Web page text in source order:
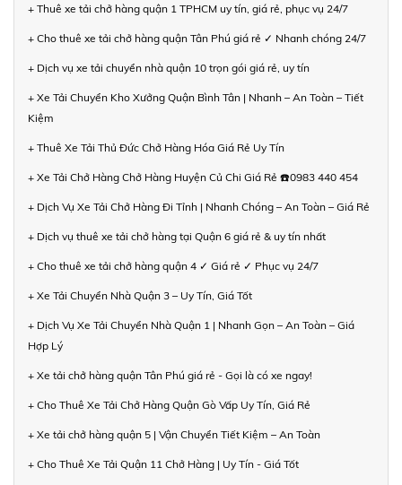
+ Thuê xe tải chở hàng quận 1 TPHCM uy tín, giá rẻ, phục vụ 24/7
+ Cho thuê xe tải chở hàng quận Tân Phú giá rẻ ✓ Nhanh chóng 24/7
+ Dịch vụ xe tải chuyển nhà quận 10 trọn gói giá rẻ, uy tín
+ Xe Tải Chuyển Kho Xưởng Quận Bình Tân | Nhanh – An Toàn – Tiết
Kiệm
+ Thuê Xe Tải Thủ Đức Chở Hàng Hóa Giá Rẻ Uy Tín
+ Xe Tải Chở Hàng Chở Hàng Huyện Củ Chi Giá Rẻ ☎️0983 440 454
+ Dịch Vụ Xe Tải Chở Hàng Đi Tỉnh | Nhanh Chóng – An Toàn – Giá Rẻ
+ Dịch vụ thuê xe tải chở hàng tại Quận 6 giá rẻ & uy tín nhất
+ Cho thuê xe tải chở hàng quận 4 ✓ Giá rẻ ✓ Phục vụ 24/7
+ Xe Tải Chuyển Nhà Quận 3 – Uy Tín, Giá Tốt
+ Dịch Vụ Xe Tải Chuyển Nhà Quận 1 | Nhanh Gọn – An Toàn – Giá
Hợp Lý
+ Xe tải chở hàng quận Tân Phú giá rẻ - Gọi là có xe ngay!
+ Cho Thuê Xe Tải Chở Hàng Quận Gò Vấp Uy Tín, Giá Rẻ
+ Xe tải chở hàng quận 5 | Vận Chuyển Tiết Kiệm – An Toàn
+ Cho Thuê Xe Tải Quận 11 Chở Hàng | Uy Tín - Giá Tốt